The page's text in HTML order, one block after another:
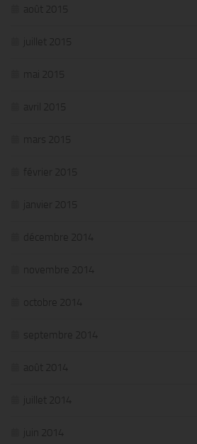
août 2015
juillet 2015
mai 2015
avril 2015
mars 2015
février 2015
janvier 2015
décembre 2014
novembre 2014
octobre 2014
septembre 2014
août 2014
juillet 2014
juin 2014